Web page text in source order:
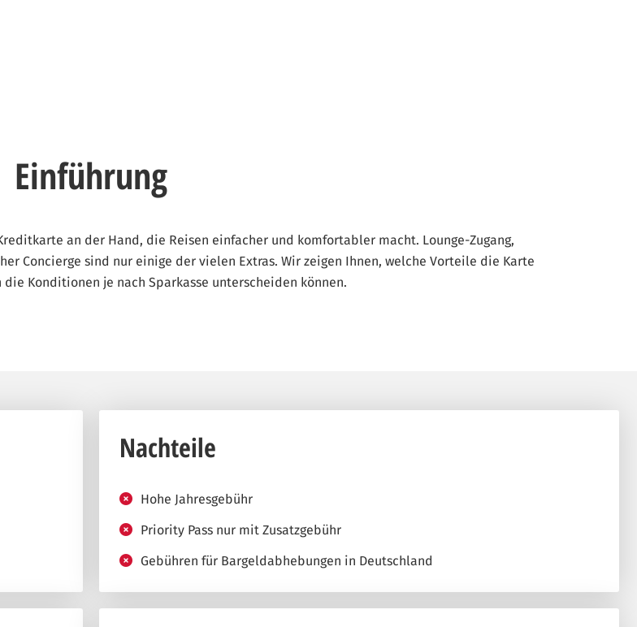
Einführung
an der Hand, die Reisen einfacher und komfortabler macht. Lounge-Zugang,
Concierge sind nur einige der vielen Extras. Wir zeigen Ihnen, welche Vorteile die Karte
Konditionen je nach Sparkasse unterscheiden können.
Nachteile
Hohe Jahresgebühr
Priority Pass nur mit Zusatzgebühr
Gebühren für Bargeldabhebungen in Deutschland